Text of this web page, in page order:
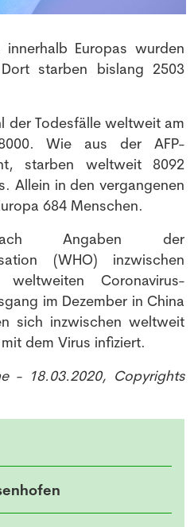
Europas wurden
starben bislang 2503
der Todesfälle weltweit am
Wie aus der AFP-
starben weltweit 8092
Allein in den vergangenen
684 Menschen.
Angaben der
(WHO) inzwischen
Coronavirus-
im Dezember in China
sich inzwischen weltweit
dem Virus infiziert.
- 18.03.2020, Copyrights